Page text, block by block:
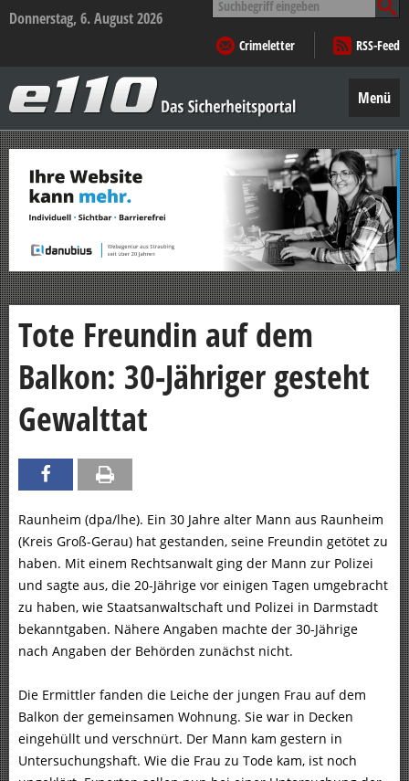
Donnerstag, 6. August 2026
nach:
Crimeletter
RSS-Feed
–
Das
Sicherheitsportal
Menü
Zum
Inhalt
springen
Tote Freundin auf dem
Balkon: 30-Jähriger gesteht
Gewalttat
Raunheim (dpa/lhe). Ein 30 Jahre alter Mann aus Raunheim
(Kreis Groß-Gerau) hat gestanden, seine Freundin getötet zu
haben. Mit einem Rechtsanwalt ging der Mann zur Polizei
und sagte aus, die 20-Jährige vor einigen Tagen umgebracht
zu haben, wie Staatsanwaltschaft und Polizei in Darmstadt
bekanntgaben. Nähere Angaben machte der 30-Jährige
nach Angaben der Behörden zunächst nicht.
Die Ermittler fanden die Leiche der jungen Frau auf dem
Balkon der gemeinsamen Wohnung. Sie war in Decken
eingehüllt und verschnürt. Der Mann kam gestern in
Untersuchungshaft. Wie die Frau zu Tode kam, ist noch